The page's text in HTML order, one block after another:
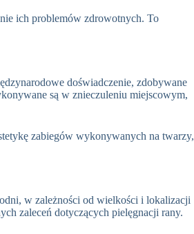
ich problemów zdrowotnych. To
doświadczenie, zdobywane
są w znieczuleniu miejscowym,
zabiegów wykonywanych na twarzy,
w zależności od wielkości i lokalizacji
zaleceń dotyczących pielęgnacji rany.